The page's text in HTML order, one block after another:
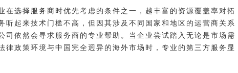
在选择服务商时优先考虑的条件之一，越丰富的资源覆盖率对拓
听起来技术门槛不高，但因其涉及不同国家和地区的运营商关系
司依然会寻求服务商的专业帮助。当企业尝试踏入无论是市场需
律政策环境与中国完全迥异的海外市场时，专业的第三方服务显